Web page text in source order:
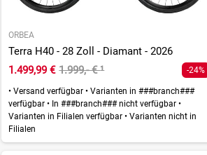
ORBEA
Terra H40 - 28 Zoll - Diamant - 2026
1.499,99 € 1.999,- €¹ -24%
• Versand verfügbar• Varianten in ###branch###
verfügbar• In ###branch### nicht verfügbar•
Varianten in Filialen verfügbar• Varianten nicht in
Filialen